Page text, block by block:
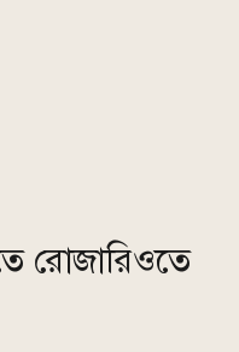
রোজারিওতে